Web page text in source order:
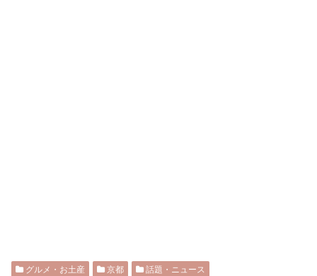
グルメ・お土産 京都 話題・ニュース